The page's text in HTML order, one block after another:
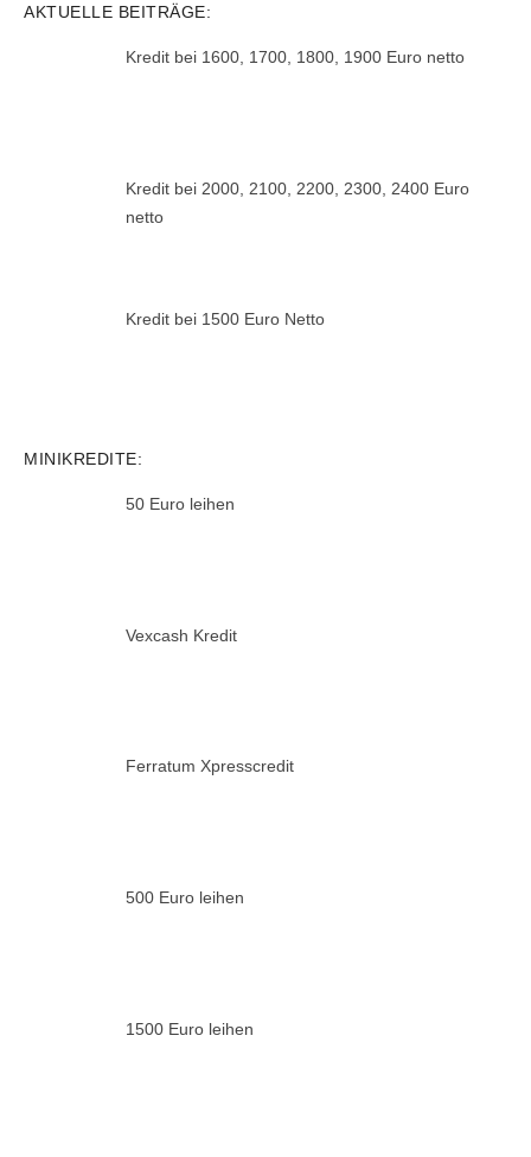
AKTUELLE BEITRÄGE:
Kredit bei 1600, 1700, 1800, 1900 Euro netto
Kredit bei 2000, 2100, 2200, 2300, 2400 Euro
netto
Kredit bei 1500 Euro Netto
MINIKREDITE:
50 Euro leihen
Vexcash Kredit
Ferratum Xpresscredit
500 Euro leihen
1500 Euro leihen